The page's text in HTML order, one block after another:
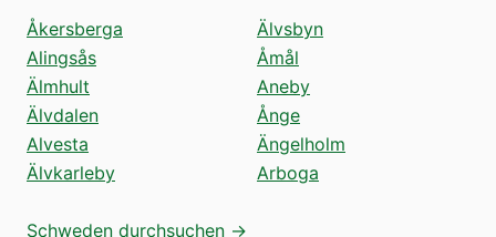
Åkersberga
Alingsås
Älmhult
Älvdalen
Alvesta
Älvkarleby
Älvsbyn
Åmål
Aneby
Ånge
Ängelholm
Arboga
Schweden durchsuchen →